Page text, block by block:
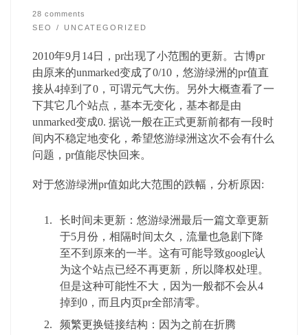
28 comments
SEO
UNCATEGORIZED
2010年9月14日，pr出现了小范围的更新。古博pr
由原来的unmarked变成了0/10，悠游绿洲的pr值直
接从4掉到了0，可谓元气大伤。另外大概查看了一
下其它几个站点，基本无变化，基本都是由
unmarked变成0. 据说一般在正式更新前都有一段时
间内不稳定地变化，希望悠游绿洲这次不会有什么
问题，pr值能尽快回来。
对于悠游绿洲pr值如此大范围的跌幅，分析原因:
长时间未更新：悠游绿洲最后一篇文章更新
于5月份，相隔时间太久，流量也急剧下降
至不到原来的一半。这有可能导致google认
为这个站点已经不再更新，所以降权处理。
但是这种可能性不大，因为一般都不会从4
掉到0，而且内页pr全部清零。
频繁更换链接结构：因为之前在折腾